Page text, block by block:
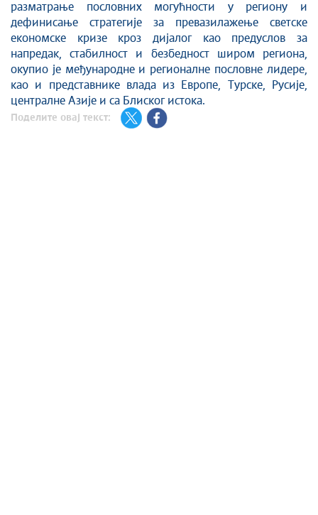
разматрање пословних могућности у региону и
дефинисање стратегије за превазилажење светске
економске кризе кроз дијалог као предуслов за
напредак, стабилност и безбедност широм региона,
окупио је међународне и регионалне пословне лидере,
као и представнике влада из Европе, Турске, Русије,
централне Азије и са Блиског истока.
Поделите овај текст: